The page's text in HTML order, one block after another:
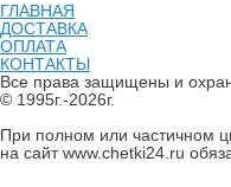
ГЛАВНАЯ
ДОСТАВКА
ОПЛАТА
КОНТАКТЫ
Все права защищены и
© 1995г.-2026г.
При полном или частичном
на сайт www.chetki24.ru